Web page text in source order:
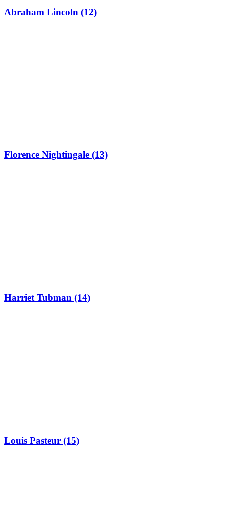
Abraham Lincoln (12)
Florence Nightingale (13)
Harriet Tubman (14)
Louis Pasteur (15)